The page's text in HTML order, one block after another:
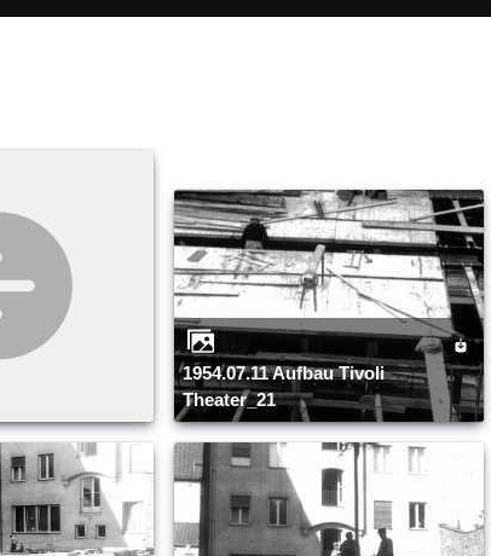
1954.07.11 Aufbau Tivoli
Theater_21